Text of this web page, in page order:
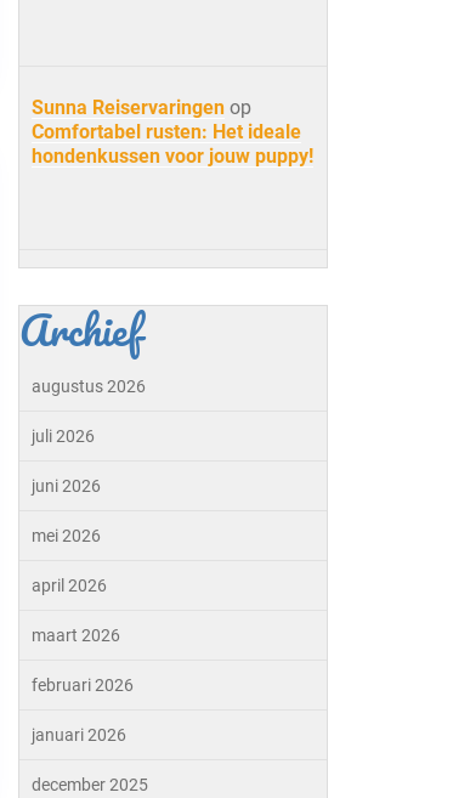
Sunna Reiservaringen op
Comfortabel rusten: Het ideale
hondenkussen voor jouw puppy!
Archief
augustus 2026
juli 2026
juni 2026
mei 2026
april 2026
maart 2026
februari 2026
januari 2026
december 2025